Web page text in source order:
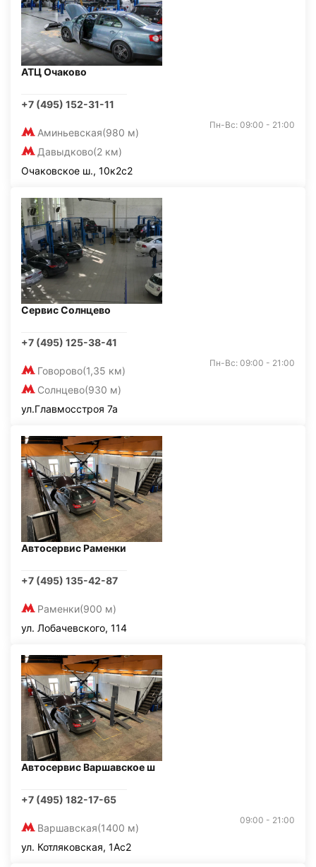
АТЦ Очаково
+7 (495) 152-31-11
Аминьевская(980 м)
Давыдково(2 км)
Пн-Вс: 09:00 - 21:00
Очаковское ш., 10к2с2
Сервис Солнцево
+7 (495) 125-38-41
Говорово(1,35 км)
Солнцево(930 м)
Пн-Вс: 09:00 - 21:00
ул.Главмосстроя 7а
Автосервис Раменки
+7 (495) 135-42-87
Раменки(900 м)
ул. Лобачевского, 114
Автосервис Варшавское ш
+7 (495) 182-17-65
Варшавская(1400 м)
09:00 - 21:00
ул. Котляковская, 1Ас2